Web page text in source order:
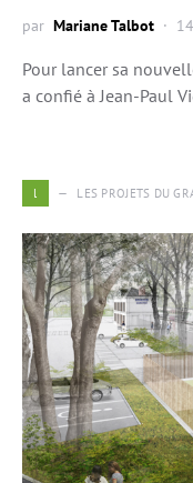
par Mariane Talbot
Pour lancer sa
a confié à Jean-Paul
l LES PROJETS DU